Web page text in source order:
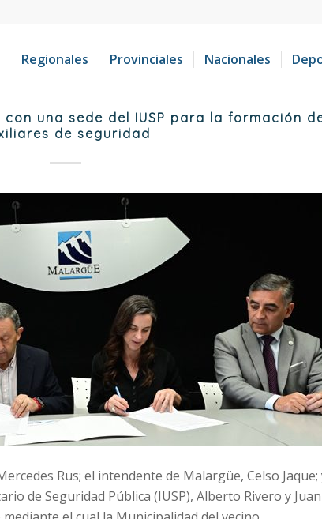
Regionales Provinciales Nacionales
una sede del IUSP para la formación
de seguridad
Rus; el intendente de Malargüe, Celso Jaque;
de Seguridad Pública (IUSP), Alberto Rivero y Juan